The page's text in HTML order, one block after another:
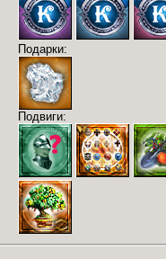
Подарки:
Подвиги: